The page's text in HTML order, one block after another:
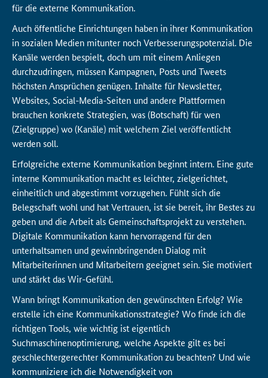
für die externe Kommunikation.
Auch öffentliche Einrichtungen haben in ihrer Kommunikation
in sozialen Medien mitunter noch Verbesserungspotenzial. Die
Kanäle werden bespielt, doch um mit einem Anliegen
durchzudringen, müssen Kampagnen, Posts undTweets
höchsten Ansprüchen genügen. Inhalte für Newsletter,
Websites, Social-Media-Seiten und andere Plattformen
brauchen konkrete Strategien, was (Botschaft) für wen
(Zielgruppe) wo (Kanäle) mit welchem Ziel veröffentlicht
werden soll.
Erfolgreiche externe Kommunikation beginnt intern. Eine gute
interne Kommunikation macht es leichter, zielgerichtet,
einheitlich und abgestimmt vorzugehen. Fühlt sich die
Belegschaft wohl und hat Vertrauen, ist sie bereit, ihr Bestes zu
geben und die Arbeit als Gemeinschaftsprojekt zu verstehen.
Digitale Kommunikation kann hervorragend für den
unterhaltsamen und gewinnbringenden Dialog mit
Mitarbeiterinnen und Mitarbeitern geeignet sein. Sie motiviert
und stärkt das Wir-Gefühl.
Wann bringt Kommunikation den gewünschten Erfolg? Wie
erstelle ich eine Kommunikationsstrategie? Wo finde ich die
richtigen Tools, wie wichtig ist eigentlich
Suchmaschinenoptimierung, welche Aspekte gilt es bei
geschlechtergerechter Kommunikation zu beachten? Und wie
kommuniziere ich die Notwendigkeit von